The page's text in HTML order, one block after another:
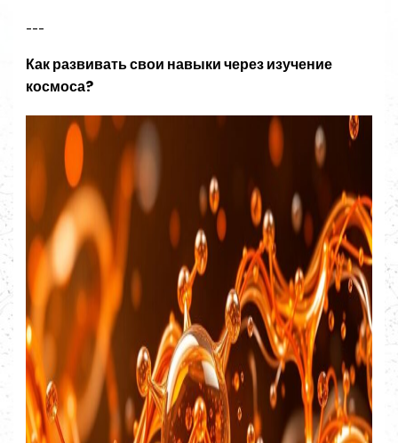
---
Как развивать свои навыки через изучение
космоса?